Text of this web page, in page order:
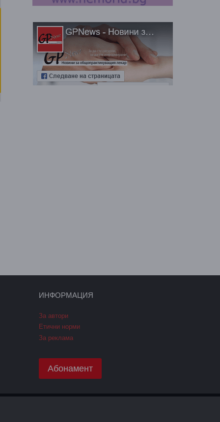
ИНФОРМАЦИЯ
За автори
Етични норми
За реклама
Абонамент